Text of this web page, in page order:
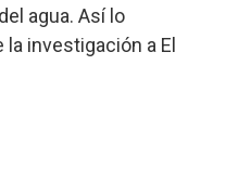
agua. Así lo
investigación a El